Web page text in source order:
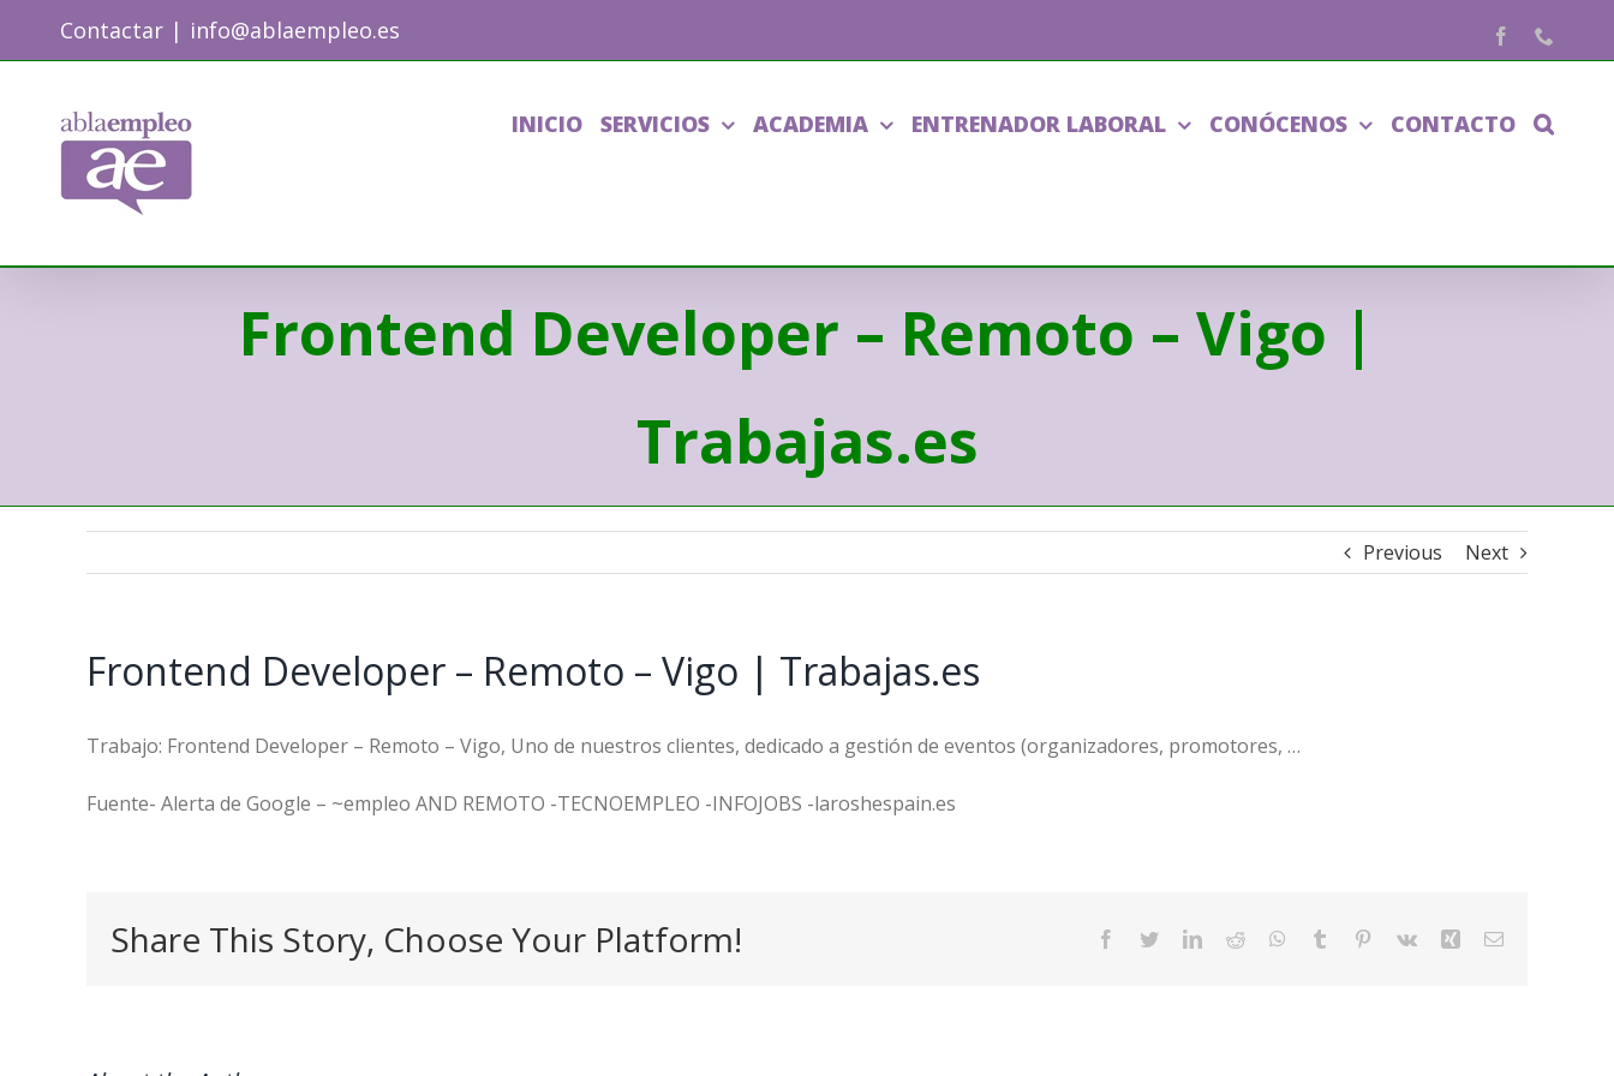
Contactar | info@ablaempleo.es Facebook
INICIO SERVICIOS ACADEMIA ENTRENADOR LABORAL CONÓCENOS CONTACTO
Frontend Developer – Remoto – Vigo |
Trabajas.es
Previous Next
Frontend Developer – Remoto – Vigo | Trabajas.es
Trabajo: Frontend Developer – Remoto – Vigo, Uno de nuestros clientes, dedicado a gestión de eventos (organizadores, promotores, …
Fuente- Alerta de Google – ~empleo AND REMOTO -TECNOEMPLEO -INFOJOBS -laroshespain.es
Share This Story, Choose Your Platform! Facebook
TwitterLinkedIn
Reddit WhatsApp
Tumblr Pinterest
Vk Xing Email